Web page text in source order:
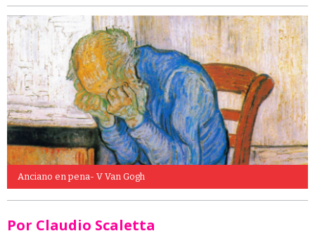
Anciano en pena- V Van Gogh
Por Claudio Scaletta